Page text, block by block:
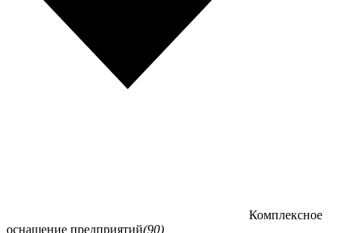
Комплексное
оснащение предприятий(90)